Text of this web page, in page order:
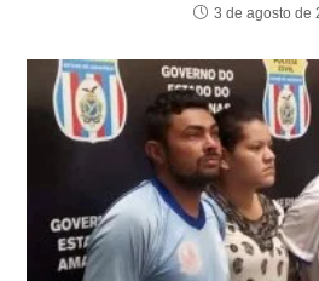
3 de agosto de